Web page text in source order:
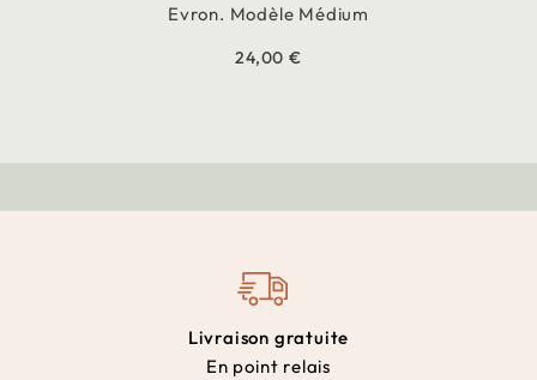
Evron. Modèle Médium
24,00 €
Livraison gratuite
En point relais